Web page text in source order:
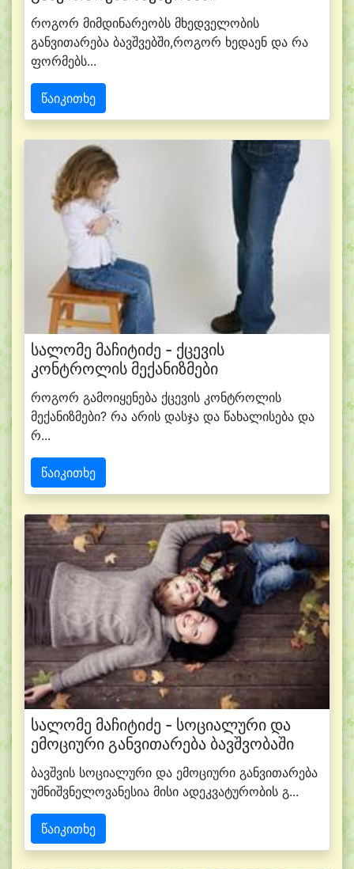
როგორ მიმდინარეობს მხედველობის
განვითარება ბავშვებში,როგორ ხედაენ და რა
ფორმებს...
წაიკითხე
სალომე მაჩიტიძე - ქცევის
კონტროლის მექანიზმები
როგორ გამოიყენება ქცევის კონტროლის
მექანიზმები? რა არის დასჯა და წახალისება და
რ...
წაიკითხე
სალომე მაჩიტიძე - სოციალური და
ემოციური განვითარება ბავშვობაში
ბავშვის სოციალური და ემოციური განვითარება
უმნიშვნელოვანესია მისი ადეკვატურობის გ...
წაიკითხე